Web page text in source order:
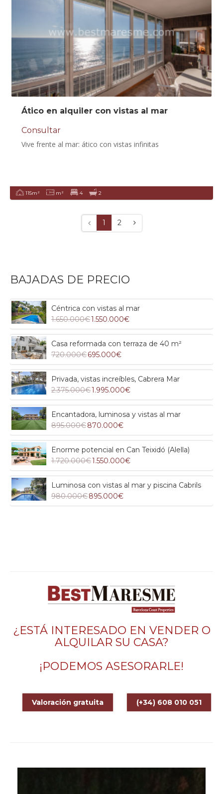
Ático en alquiler con vistas al mar
Consultar
Vive frente al mar: ático con vistas infinitas
115m² m² 4 2
1 2
BAJADAS DE PRECIO
Céntrica con vistas al mar
1.650.000€1.550.000€
Casa reformada con terraza de 40 m²
720.000€695.000€
Privada, vistas increíbles, Cabrera Mar
2.375.000€1.995.000€
Encantadora, luminosa y vistas al mar
895.000€870.000€
Enorme potencial en Can Teixidó (Alella)
1.720.000€1.550.000€
Luminosa con vistas al mar y piscina Cabrils
980.000€895.000€
¿ESTÁ INTERESADO EN VENDER O
ALQUILAR SU CASA?
¡PODEMOS ASESORARLE!
Valoración gratuita (+34) 608 010 051